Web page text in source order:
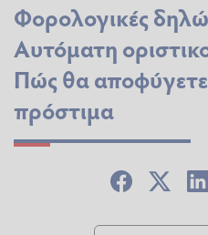
Φορολογικές
Aυτόματη
Πώς θα
πρόστιμα